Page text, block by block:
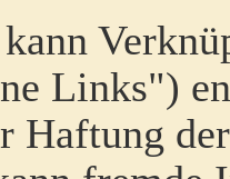
Links")
Haftung